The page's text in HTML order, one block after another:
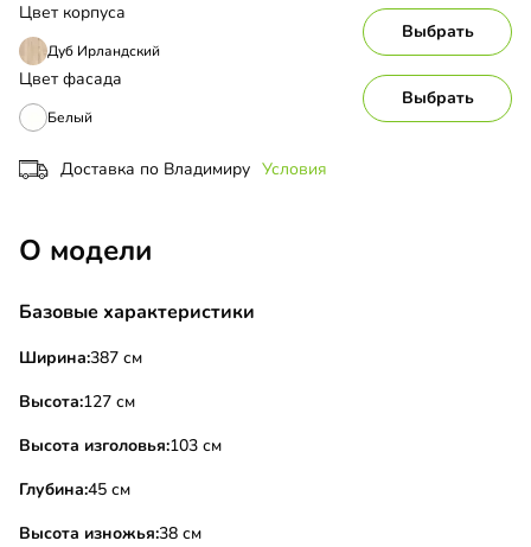
Цвет корпуса
Дуб Ирландский
Выбрать
Цвет фасада
Белый
Выбрать
Доставка по Владимиру Условия
О модели
Базовые характеристики
Ширина:387 см
Высота:127 см
Высота изголовья:103 см
Глубина:45 см
Высота изножья:38 см